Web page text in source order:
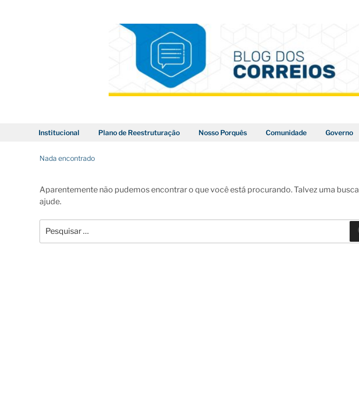
Institucional Plano de Reestruturação Nosso Porquês Comunidade Governo
Nada encontrado
Aparentemente não pudemos encontrar o que você está procurando. Talvez uma busca
ajude.
por: